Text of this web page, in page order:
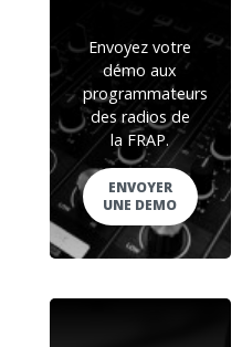
Envoyez votre
démo aux
programmateurs
des radios de
la FRAP.
ENVOYER
UNE DEMO